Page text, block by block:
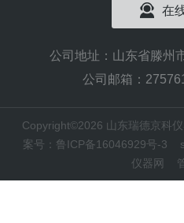
在
公司地址：山东省滕州
公司邮箱：
Copyright©2026 山东瑞德京科
案号：鲁ICP备16046929号-3
仪器网